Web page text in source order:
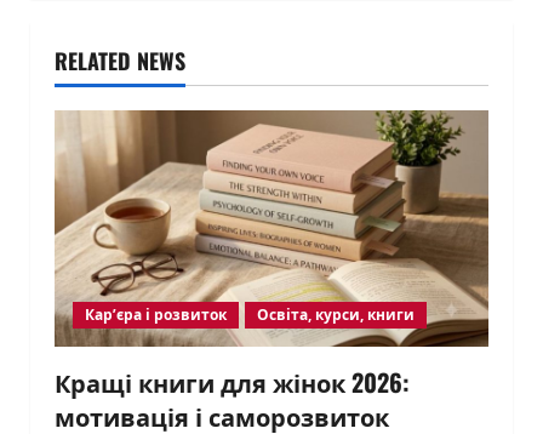
RELATED NEWS
Кар’єра і розвиток Освіта, курси, книги
Кращі книги для жінок 2026:
мотивація і саморозвиток